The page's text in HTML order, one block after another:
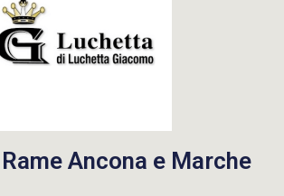
Ancona e Marche